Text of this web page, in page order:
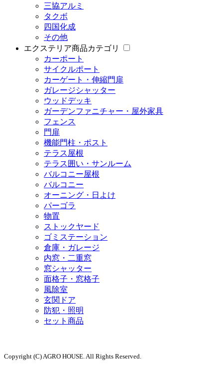
三協アルミ
タクボ
四国化成
その他
エクステリア商品カテゴリ
カーポート
サイクルポート
カーゲート・伸縮門扉
ガレージシャッター
ウッドデッキ
ガーデンファニチャー・屋外家具
フェンス
門扉
機能門柱・ポスト
テラス屋根
テラス囲い・サンルーム
バルコニー屋根
バルコニー
オーニング・日よけ
パーゴラ
物置
ストックヤード
ゴミステーション
倉庫・ガレージ
内窓・二重窓
窓シャッター
面格子・窓格子
風除室
玄関ドア
防犯・照明
セット商品
Copyright (C) AGRO HOUSE. All Rights Reserved.